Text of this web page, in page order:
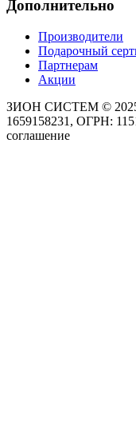
Дополнительно
Производители
Подарочный
Партнерам
Акции
ЗИОН СИСТЕМ ©
1659158231, ОГРН:
соглашение